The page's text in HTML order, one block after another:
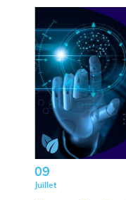
09
Juillet